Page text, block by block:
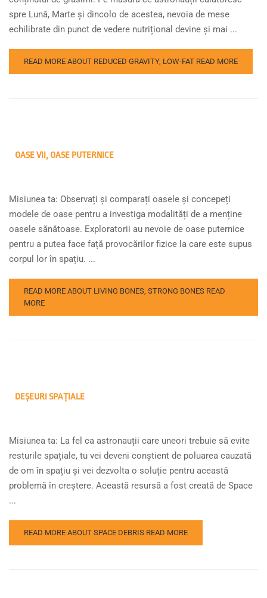
spre Lună, Marte și dincolo de acestea, nevoia de mese
echilibrate din punct de vedere nutrițional devine și mai ...
READ MORE ABOUT REDUCED GRAVITY, LOW-FAT READ MORE
OASE VII, OASE PUTERNICE
Misiunea ta: Observați și comparați oasele și concepeți
modele de oase pentru a investiga modalități de a menține
oasele sănătoase. Exploratorii au nevoie de oase puternice
pentru a putea face față provocărilor fizice la care este supus
corpul lor în spațiu. ...
READ MORE ABOUT LIVING BONES, STRONG BONES READ
MORE
DEȘEURI SPAȚIALE
Misiunea ta: La fel ca astronauții care uneori trebuie să evite
resturile spațiale, tu vei deveni conștient de poluarea cauzată
de om în spațiu și vei dezvolta o soluție pentru această
problemă în creștere. Această resursă a fost creată de Space
...
READ MORE ABOUT SPACE DEBRIS READ MORE